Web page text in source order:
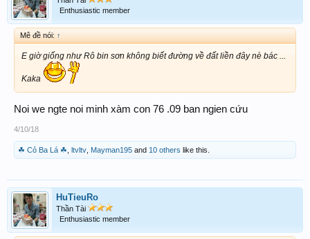
Enthusiastic member
Mê đề nói: ↑
E giờ giống như Rô bin sơn không biết đường về đất liền đây nè bác ...
Kaka
Noi we ngte noi minh xàm con 76 .09 ban ngien cứu
4/10/18
☘ Cỏ Ba Lá ☘ ltvltv Mayman195 and 10 others like this.
HuTieuRo
Thần Tài
Enthusiastic member